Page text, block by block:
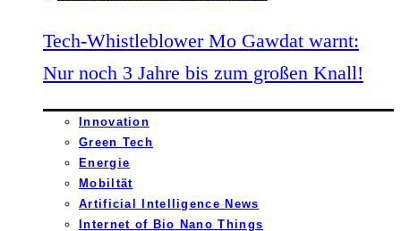
Tech-Whistleblower Mo Gawdat warnt:
Nur noch 3 Jahre bis zum großen Knall!
Innovation
Green Tech
Energie
Mobiltät
Artificial Intelligence News
Internet of Bio Nano Things